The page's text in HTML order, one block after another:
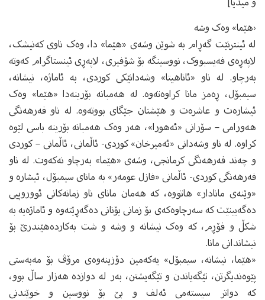
‹هێما» وه‌ک وشه‌
له‌ ئینترنێت گه‌ڕام به‌ شوێن وشه‌ی «هێما» دا، وه‌ک ناوی که‌نیشک،
لاپه‌ڕه‌ی فه‌یسبووک، نووسینگه‌ بۆ شۆفیری، لاپه‌ڕی ئینستاگرام که‌وته‌
به‌رچاو. له‌ ناو «ئاناهیتا» وشه‌دانێکی کوردی، به‌ ئاماژه‌، نیشانه‌،
سیمبۆل، ڕه‌مز مانا کراوه‌ته‌وه‌. له‌ هه‌مبانه‌ بۆرینه‌دا «هێما» وه‌ک‌
ئیشاره‌ت و عاشره‌ت و هێشتان جێگای بووته‌وه‌. له ‌ناو فه‌رهه‌نگی
هه‌ورامی – سۆرانی «ئه‌هورا»، هه‌ر وه‌ک هه‌مبانه‌ بۆرینه‌ باسی لێوه‌
کراوه‌. له‌ ناو وشه‌دانی «ئه‌میرخان» کوردی- ئاڵمانی، ئاڵمانی – کوردی
و چه‌ند فه‌رهه‌نگی کرمانجی، وشه‌ی «هێما» به‌رچاو نه‌که‌وت. له‌ ناو
فه‌رهه‌نگی کوردی- ئاڵمانی «فازل عومه‌ر» به‌ مانای سیمبۆل، ئیشاره‌ و
«وێنه‌ی مانادار» هاتووه‌، که‌ هه‌مان مانای ناو‌ زمانه‌کانی ئووروپیی
ده‌گه‌یینێت‌ که‌ سه‌رچاوه‌که‌ی بۆ زمانی یۆنانی ده‌گه‌ڕێته‌وه‌ و ئاماژه‌یه‌ به‌
شکڵ و فۆڕم، که‌ وه‌ک نیشانه‌ و وشه‌ و شت به‌کارده‌هێندرێ بۆ
نیشاندانی مانا.
«هێما، نیشانه‌، سیمبۆل» یه‌که‌مین دۆزینه‌وه‌ی مرۆڤ بۆ مه‌به‌ستی
پێوه‌ندیگرتن، تێگه‌یاندن و تێگه‌یشتن، به‌ر له‌ دوازده‌ هه‌زار ساڵ بوو،
که‌ دواتر سیسته‌می ئه‌لف و بێ بۆ نووسین و خوێندنی